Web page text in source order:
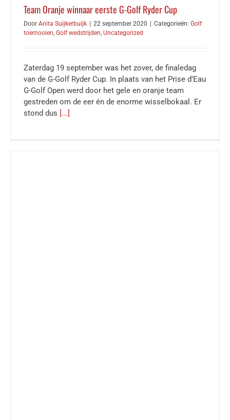
Team Oranje winnaar eerste G-Golf Ryder Cup
Door Anita Suijkerbuijk | 22 september 2020 | Categorieën: Golf
toernooien Golf wedstrijden Uncategorized
Zaterdag 19 september was het zover, de finaledag
van de G-Golf Ryder Cup. In plaats van het Prise d’Eau
G-Golf Open werd door het gele en oranje team
gestreden om de eer én de enorme wisselbokaal. Er
stond dus [...]